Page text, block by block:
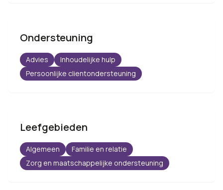
Ondersteuning
Advies
Inhoudelijke hulp
Persoonlijke clientondersteuning
Leefgebieden
Algemeen
Familie en relatie
Zorg en maatschappelijke ondersteuning